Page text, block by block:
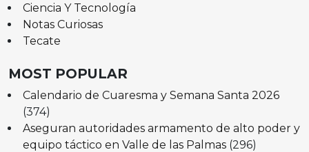
Ciencia Y Tecnología
Notas Curiosas
Tecate
MOST POPULAR
Calendario de Cuaresma y Semana Santa 2026
(374)
Aseguran autoridades armamento de alto poder y
equipo táctico en Valle de las Palmas (296)